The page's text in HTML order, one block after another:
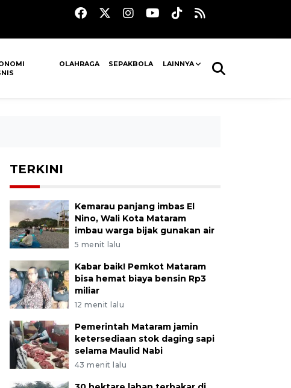
OLAHRAGA SEPAKBOLA LAINNYA
TERKINI
Kemarau panjang imbas El
Nino, Wali Kota Mataram
imbau warga bijak gunakan air
5 menit lalu
Kabar baik! Pemkot Mataram
bisa hemat biaya bensin Rp3
miliar
12 menit lalu
Pemerintah Mataram jamin
ketersediaan stok daging sapi
selama Maulid Nabi
43 menit lalu